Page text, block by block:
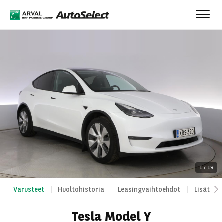
1/ 19
Varusteet Huoltohistoria Leasingvaihtoehdot
Tesla Model Y